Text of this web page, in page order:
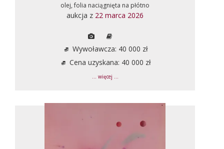
olej, folia naciągnięta na płótno
aukcja z 22 marca 2026
Wywoławcza: 40 000 zł
Cena uzyskana: 40 000 zł
... więcej ...